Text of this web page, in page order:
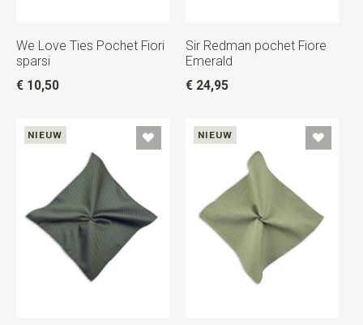
We Love Ties Pochet Fiori
sparsi
€ 10,50
Sir Redman pochet Fiore
Emerald
€ 24,95
NIEUW NIEUW